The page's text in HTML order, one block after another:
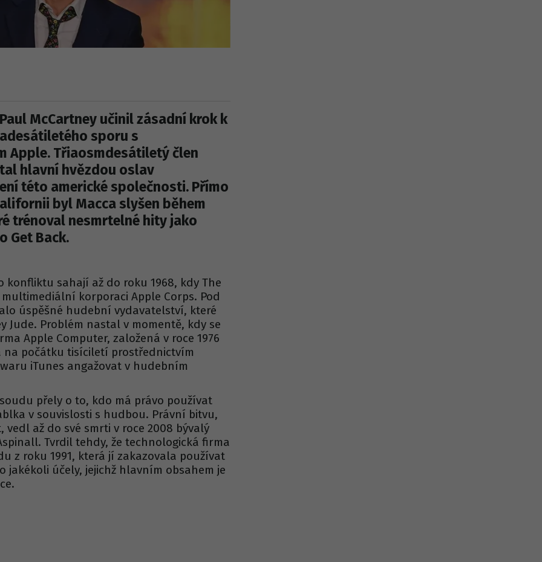
McCartney učinil zásadní krok k
sporu s
Apple. Třiaosmdesátiletý člen
hlavní hvězdou oslav
této americké společnosti. Přímo
byl Macca slyšen během
trénoval nesmrtelné hity jako
Get Back.
konfliktu sahají až do roku 1968, kdy The
korporaci Apple Corps. Pod
úspěšné hudební vydavatelství, které
Jude. Problém nastal v momentě, kdy se
Apple Computer, založená v roce 1976
na počátku tisíciletí prostřednictvím
iTunes angažovat v hudebním
přely o to, kdo má právo používat
v souvislosti s hudbou. Právní bitvu,
až do své smrti v roce 2008 bývalý
Tvrdil tehdy, že technologická firma
z roku 1991, která jí zakazovala používat
jakékoli účely, jejichž hlavním obsahem je